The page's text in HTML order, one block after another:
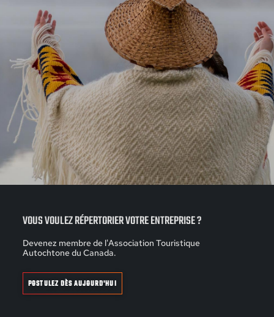
VOUS VOULEZ RÉPERTORIER VOTRE ENTREPRISE ?
Devenez membre de l'Association Touristique
Autochtone du Canada.
POSTULEZ DÈS AUJOURD'HUI